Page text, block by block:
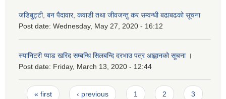
जडिबुट्टी, बन पैदावार, कवाडी तथा जीवजन्तु कर सम्वन्धी बढाबढको सूचना
Post date: Wednesday, May 27, 2020 - 16:12
स्यानिटरी प्याड खरिद सम्बन्धि सिलबन्दि दरभाउ पत्र आह्वानको सूचना ।
Post date: Friday, March 13, 2020 - 12:44
Pages
« first ‹ previous 1 2 3